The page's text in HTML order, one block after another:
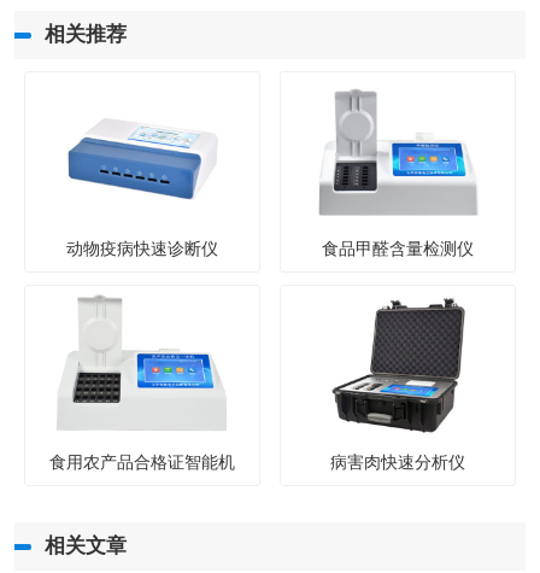
相关推荐
动物疫病快速诊断仪 食品甲醛含量检测仪
食用农产品合格证智能机 病害肉快速分析仪
相关文章